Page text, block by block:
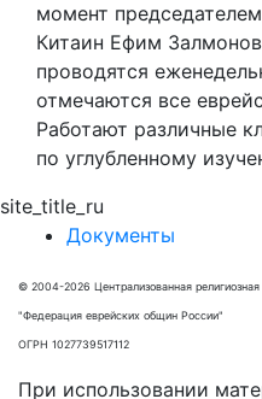
момент
Китаин Ефим
проводятся
отмечаются все
Работают различные
по углубленному
site_title_ru
Документы
© 2004-2026 Централизованная
"Федерация еврейских общин России"
ОГРН 1027739517112
При использовании